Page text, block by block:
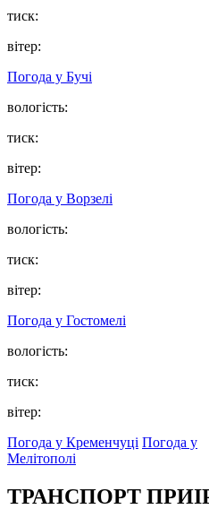
тиск:
вітер:
Погода у Бучі
вологість:
тиск:
вітер:
Погода у Ворзелі
вологість:
тиск:
вітер:
Погода у Гостомелі
вологість:
тиск:
вітер:
Погода у Кременчуці Погода у
Мелітополі
ТРАНСПОРТ